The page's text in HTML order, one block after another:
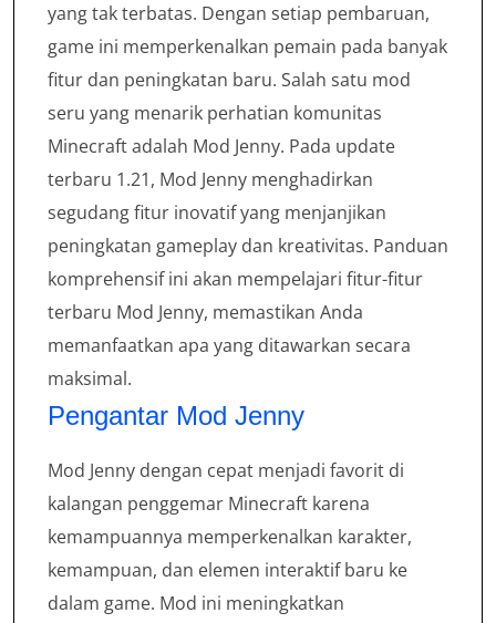
yang tak terbatas. Dengan setiap pembaruan,
game ini memperkenalkan pemain pada banyak
fitur dan peningkatan baru. Salah satu mod
seru yang menarik perhatian komunitas
Minecraft adalah Mod Jenny. Pada update
terbaru 1.21, Mod Jenny menghadirkan
segudang fitur inovatif yang menjanjikan
peningkatan gameplay dan kreativitas. Panduan
komprehensif ini akan mempelajari fitur-fitur
terbaru Mod Jenny, memastikan Anda
memanfaatkan apa yang ditawarkan secara
maksimal.
Pengantar Mod Jenny
Mod Jenny dengan cepat menjadi favorit di
kalangan penggemar Minecraft karena
kemampuannya memperkenalkan karakter,
kemampuan, dan elemen interaktif baru ke
dalam game. Mod ini meningkatkan